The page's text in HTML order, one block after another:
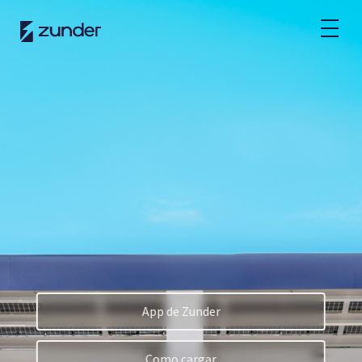
GA
Renting
Grandes contas
Administración Pública
App de Zunder